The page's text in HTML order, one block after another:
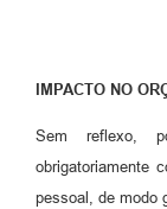
IMPACTO NO
Sem reflexo,
obrigatoriamente
pessoal, de modo